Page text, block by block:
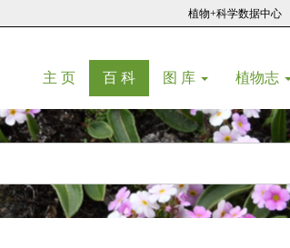
植物+科学数据中心
主 页(current)
百 科(current)
图 库 植物志